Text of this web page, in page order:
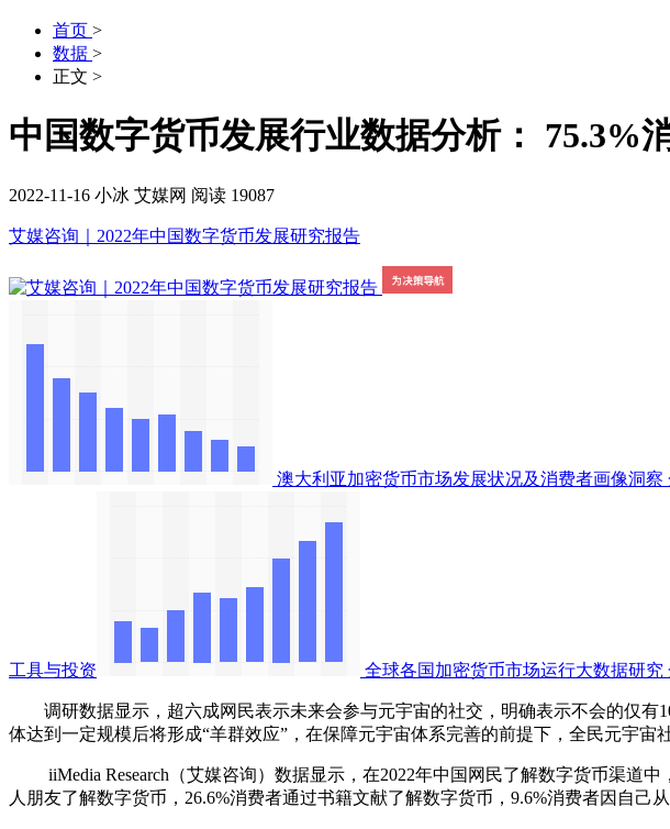
首页 >
数据 >
正文 >
中国数字货币发展行业数据分析： 75.3%
2022-11-16 小冰 艾媒网 阅读 19087
艾媒咨询｜2022年中国数字货币发展研究报告
澳大利亚加密货币市场发展状况及消费者画像洞察
工具与投资 全球各国加密货币市场运行大数据研究
调研数据显示，超六成网民表示未来会参与元宇宙的社交，明确表示不会的仅有
体达到一定规模后将形成“羊群效应”，在保障元宇宙体系完善的前提下，全民元宇宙
iiMedia Research（艾媒咨询）数据显示，在2022年中国网民了解数字货币渠道中
人朋友了解数字货币，26.6%消费者通过书籍文献了解数字货币，9.6%消费者因自己